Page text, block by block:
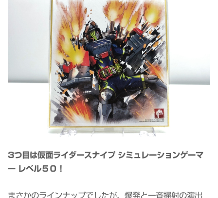
3つ目は仮面ライダースナイプ シミュレーションゲーマ
ー レベル５０！
まさかのラインナップでしたが、爆発と一斉掃射の演出